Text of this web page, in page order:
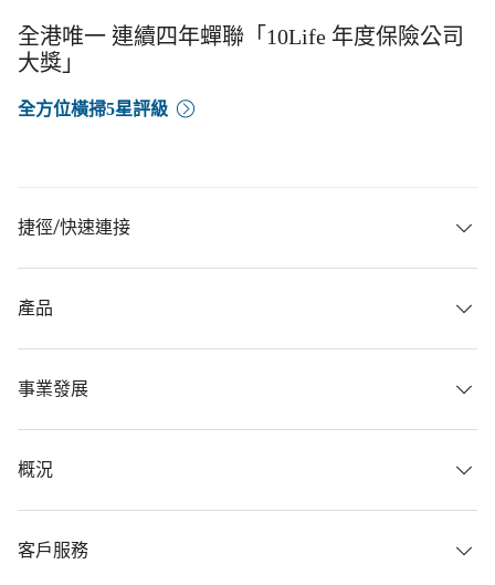
全港唯一 連續四年蟬聯「10Life 年度保險公司
大獎」
全方位橫掃5星評級
捷徑/快速連接
產品
事業發展
概況
客戶服務